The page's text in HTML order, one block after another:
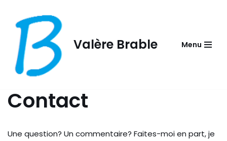
Aller
contenu
Valère Brable Menu
Contact
Une question? Un commentaire? Faites-moi en part, je